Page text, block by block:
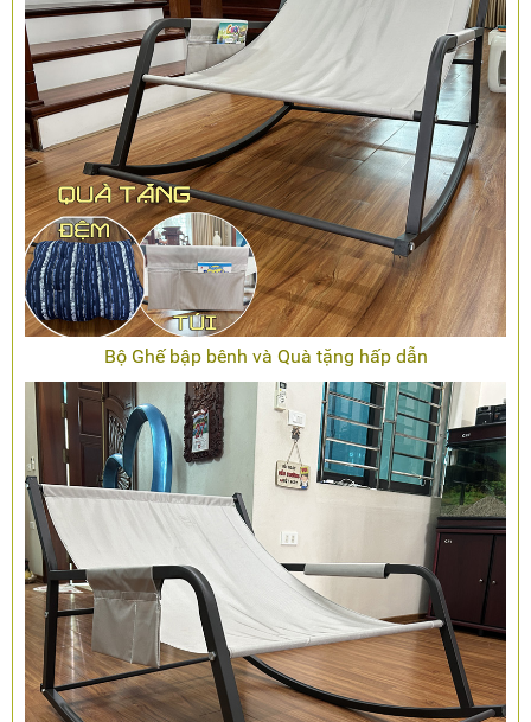
Bộ Ghế bập bênh và Quà tặng hấp dẫn